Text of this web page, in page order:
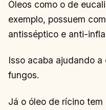
Óleos como o de
exemplo, possuem
antisséptico e anti-
Isso acaba ajudando
fungos.
Já o óleo de rícino